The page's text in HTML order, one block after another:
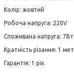
Колір: жовтий
Робоча напруга: 220V
Споживана напруга: 7Вт
Кратність різання: 1
Гарантія: 1 рік